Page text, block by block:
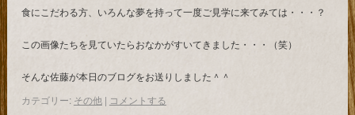
食にこだわる方、いろんな夢を持って一度ご見学に来てみては・・・？
この画像たちを見ていたらおなかがすいてきました・・・（笑）
そんな佐藤が本日のブログをお送りしました＾＾
カテゴリー: その他 | コメントする